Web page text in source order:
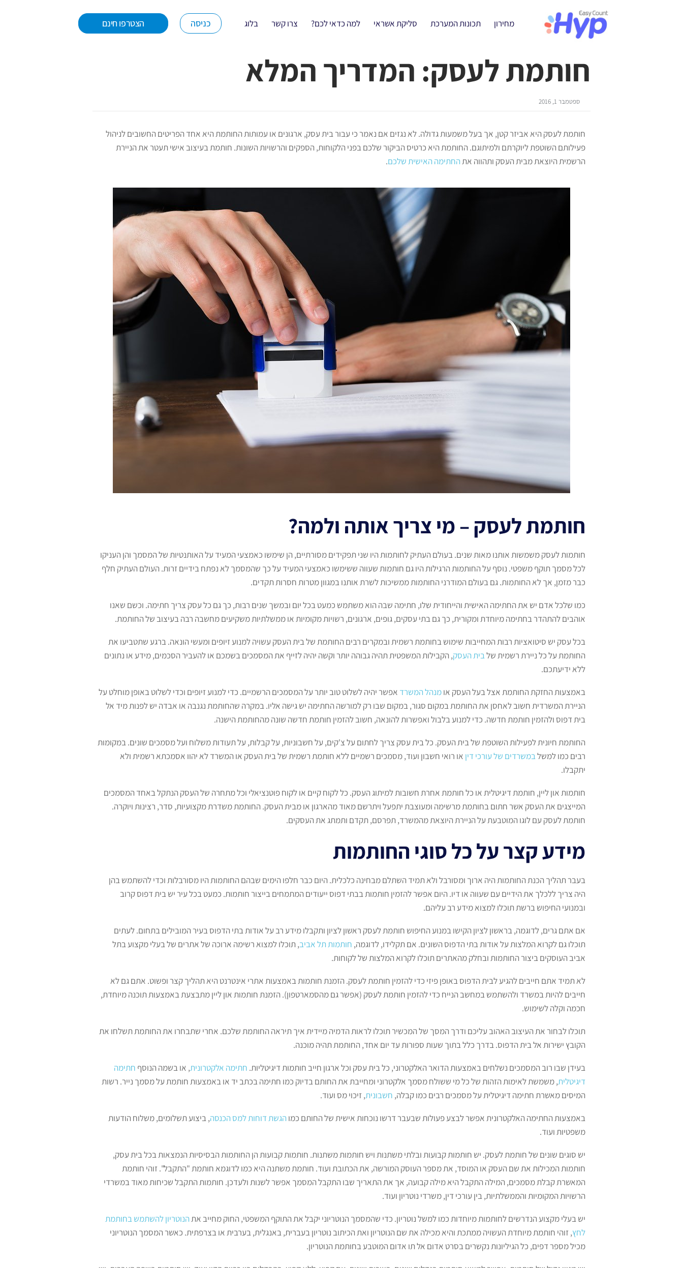
מחירון תכונות המערכת סליקת אשראי למה כדאי לכם? צרו קשר בלוג כניסה הצטרפו חינם
חותמת לעסק: המדריך המלא
ספטמבר 1, 2016
חותמת לעסק היא אביזר קטן, אך בעל משמעות גדולה. לא נגזים אם נאמר כי עבור בית עסק, ארגונים או עמותות החותמת היא אחד הפריטים החשובים לניהול
פעילותם השוטפת ליוקרתם ולמיתוגם. החותמת היא כרטיס הביקור שלכם בפני הלקוחות, הספקים והרשויות השונות. חותמת בעיצוב אישי תעטר את הניירת
הרשמית היוצאת מבית העסק ותהווה אתהחתימה האישית שלכם.
חותמת לעסק – מי צריך אותה ולמה?
חותמות לעסק משמשות אותנו מאות שנים. בעולם העתיק לחותמות היו שני תפקידים מסורתיים, הן שימשו כאמצעי המעיד על האותנטיות של המסמך והן העניקו
לכל מסמך תוקף משפטי. נוסף על החותמות הרגילות היו גם חותמות שעווה ששימשו כאמצעי המעיד על כך שהמסמך לא נפתח בידיים זרות. העולם העתיק חלף
כבר מזמן, אך לא החותמות. גם בעולם המודרני החותמות ממשיכות לשרת אותנו במגוון מטרות חסרות תקדים.
כמו שלכל אדם יש את החתימה האישית והייחודית שלו, חתימה שבה הוא משתמש כמעט בכל יום ובמשך שנים רבות, כך גם כל עסק צריך חתימה. וכשם שאנו
אוהבים להתהדר בחתימה מיוחדת ומקורית, כך גם בתי עסקים, גופים, ארגונים, רשויות מקומיות או ממשלתיות משקיעים מחשבה רבה בעיצוב של החותמת.
בכל עסק יש סיטואציות רבות המחייבות שימוש בחותמת רשמית ובמקרים רבים החותמת של בית העסק עשויה למנוע זיופים ומעשי הונאה. ברגע שתטביעו את
החותמת על כל ניירת רשמית שלבית העסק, הקבילות המשפטית תהיה גבוהה יותר וקשה יהיה לזייף את המסמכים בשמכם או להעביר הסכמים, מידע או נתונים
ללא ידיעתכם.
באמצעות החזקת החותמת אצל בעל העסק אומנהל המשרד אפשר יהיה לשלוט טוב יותר על המסמכים הרשמיים. כדי למנוע זיופים וכדי לשלוט באופן מוחלט על
הניירת המשרדית חשוב לאחסן את החותמת במקום סגור, במקום שבו רק למורשה החתימה יש גישה אליו. במקרה שהחותמת נגנבה או אבדה יש לפנות מיד אל
בית דפוס ולהזמין חותמת חדשה. כדי למנוע בלבול ואפשרות להונאה, חשוב להזמין חותמת חדשה שונה מהחותמת הישנה.
החותמת חיונית לפעילות השוטפת של בית העסק. כל בית עסק צריך לחתום על צ'קים, על חשבוניות, על קבלות, על תעודות משלוח ועל מסמכים שונים. במקומות
רבים כמו למשלבמשרדים של עורכי דין או רואי חשבון ועוד, מסמכים רשמיים ללא חותמת רשמית של בית העסק או המשרד לא יהוו אסמכתא רשמית ולא
יתקבלו.
חותמות און ליין, חותמת דיגיטלית או כל חותמת אחרת חשובות למיתוג העסק. כל לקוח קיים או לקוח פוטנציאלי וכל מתחרה של העסק הנתקל באחד המסמכים
המייצגים את העסק אשר חתום בחותמת מרשימה ומעוצבת יתפעל ויתרשם מאוד מהארגון או מבית העסק. החותמת משדרת מקצועיות, סדר, רצינות ויוקרה.
חותמת לעסק עם לוגו המוטבעת על הניירת היוצאת מהמשרד, תפרסם, תקדם ותמתג את העסקים.
מידע קצר על כל סוגי החותמות
בעבר תהליך הכנת החותמות היה ארוך ומסורבל ולא תמיד השתלם מבחינה כלכלית. היום כבר חלפו הימים שבהם החותמות היו מסורבלות וכדי להשתמש בהן
היה צריך ללכלך את הידיים עם שעווה או דיו. היום אפשר להזמין חותמות בבתי דפוס ייעודים המתמחים בייצור חותמות. כמעט בכל עיר יש בית דפוס קרוב
ובמנועי החיפוש ברשת תוכלו למצוא מידע רב עליהם.
אם אתם גרים, לדוגמה, בראשון לציון הקישו במנוע החיפוש חותמת לעסק ראשון לציון ותקבלו מידע רב על אודות בתי הדפוס בעיר המובילים בתחום. לעתים
תוכלו גם לקרוא המלצות על אודות בתי הדפוס השונים. אם תקלידו, לדוגמה, חותמות תל אביב, תוכלו למצוא רשימה ארוכה של אתרים של בעלי מקצוע בתל
אביב העוסקים ביצור החותמות ובחלק מהאתרים תוכלו לקרוא המלצות של לקוחות.
לא תמיד אתם חייבים להגיע לבית הדפוס באופן פיזי כדי להזמין חותמת לעסק. הזמנת חותמות באמצעות אתרי אינטרנט היא תהליך קצר ופשוט. אתם גם לא
חייבים להיות במשרד ולהשתמש במחשב הנייח כדי להזמין חותמת לעסק (אפשר גם מהסמארטפון). הזמנת חותמות און ליין מתבצעת באמצעות תוכנה מיוחדת,
חכמה וקלה לשימוש.
תוכלו לבחור את העיצוב האהוב עליכם ודרך המסך של המכשיר תוכלו לראות הדמיה מיידית איך תיראה החותמת שלכם. אחרי שתבחרו את החותמת תשלחו את
הקובץ ישירות אל בית הדפוס. בדרך כלל בתוך שעות ספורות עד יום אחד, החותמת תהיה מוכנה.
בעידן שבו רוב המסמכים נשלחים באמצעות הדואר האלקטרוני, כל בית עסק וכל ארגון חייב חותמות דיגיטליות. חתימה אלקטרונית, או בשמה הנוסף חתימה
דיגיטלית, משמשת לאימות הזהות של כל מי ששולח מסמך אלקטרוני ומחייבת את החותם בדיוק כמו חתימה בכתב יד או באמצעות חותמת על מסמך נייר. רשות
המיסים מאשרת חתימה דיגיטלית על מסמכים רבים כמו קבלה, חשבונית, זיכוי מס ועוד.
באמצעות החתימה האלקטרונית אפשר לבצע פעולות שבעבר דרשו נוכחות אישית של החותם כמוהגשת דוחות למס הכנסה, ביצוע תשלומים, משלוח הודעות
משפטיות ועוד.
יש סוגים שונים של חותמת לעסק. יש חותמות קבועות ובלתי משתנות ויש חותמות משתנות. חותמות קבועות הן החותמות הבסיסיות הנמצאות בכל בית עסק,
חותמות המכילות את שם העסק או המוסד, את מספר העוסק המורשה, את הכתובת ועוד. חותמת משתנה היא כמו לדוגמא חותמת "התקבל". זוהי חותמת
המאשרת קבלת מסמכים, המילה התקבל היא מילה קבועה, אך את התאריך שבו התקבל המסמך אפשר לשנות ולעדכן. חותמות התקבל שכיחות מאוד במשרדי
הרשויות המקומיות והממשלתיות, בין עורכי דין, משרדי נוטריון ועוד.
יש בעלי מקצוע הנדרשים לחותמות מיוחדות כמו למשל נוטריון. כדי שהמסמך הנוטריוני יקבל את התוקף המשפטי, החוק מחייב אתהנוטריון להשתמש בחותמת
לחץ, זוהי חותמת מיוחדת העשויה ממתכת והיא מכילה את שם הנוטריון ואת הכיתוב נוטריון בעברית, באנגלית, בערבית או בצרפתית. כאשר המסמך הנוטריוני
מכיל מספר דפים, כל הגיליונות נקשרים בסרט אדום אל תו אדום המוטבע בחותמת הנוטריון.